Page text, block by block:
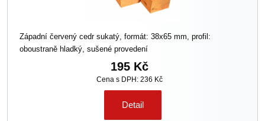
Západní červený cedr sukatý, formát: 38x65 mm, profil:
oboustraně hladký, sušené provedení
195 Kč
Cena s DPH: 236 Kč
Detail